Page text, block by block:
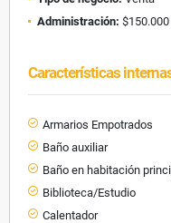
Administración: $150.000
Características
Armarios Empotrados
Baño auxiliar
Baño en habitación
Biblioteca/Estudio
Calentador